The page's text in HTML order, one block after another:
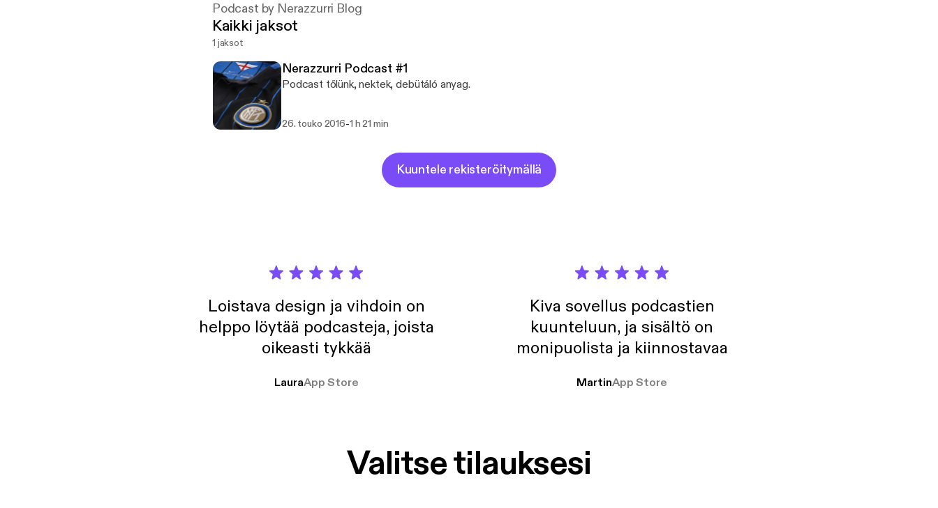
Podcast by Nerazzurri Blog
Kaikki jaksot
1 jaksot
Nerazzurri Podcast #1
Podcast tőlünk, nektek, debütáló anyag.
26. touko 2016-1 h 21 min
Kuuntele rekisteröitymällä
Loistava design ja vihdoin on
helppo löytää podcasteja, joista
oikeasti tykkää
LauraApp Store
Kiva sovellus podcastien
kuunteluun, ja sisältö on
monipuolista ja kiinnostavaa
MartinApp Store
Valitse tilauksesi